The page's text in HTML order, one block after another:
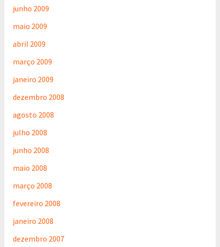
junho 2009
maio 2009
abril 2009
março 2009
janeiro 2009
dezembro 2008
agosto 2008
julho 2008
junho 2008
maio 2008
março 2008
fevereiro 2008
janeiro 2008
dezembro 2007